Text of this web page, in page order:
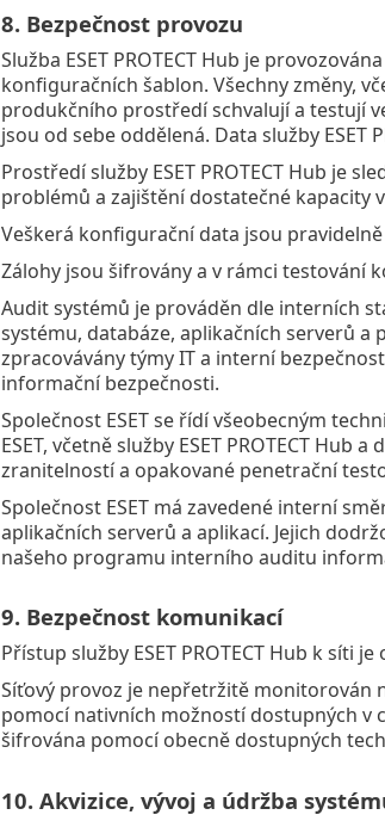
8. Bezpečnost provozu
Služba ESET PROTECT Hub je
konfiguračních šablon. Všechny změny,
produkčního prostředí schvalují a testují
jsou od sebe oddělená. Data služby ESET
Prostředí služby ESET PROTECT Hub je
problémů a zajištění dostatečné kapacity
Veškerá konfigurační data jsou
Zálohy jsou šifrovány a v rámci testování
Audit systémů je prováděn dle interních
systému, databáze, aplikačních serverů
zpracovávány týmy IT a interní
informační bezpečnosti.
Společnost ESET se řídí všeobecným
ESET, včetně služby ESET PROTECT
zranitelností a opakované penetrační
Společnost ESET má zavedené interní
aplikačních serverů a aplikací. Jejich
našeho programu interního auditu
9. Bezpečnost komunikací
Přístup služby ESET PROTECT Hub k síti
Síťový provoz je nepřetržitě monitorován
pomocí nativních možností dostupných v
šifrována pomocí obecně dostupných
10. Akvizice, vývoj a údržba